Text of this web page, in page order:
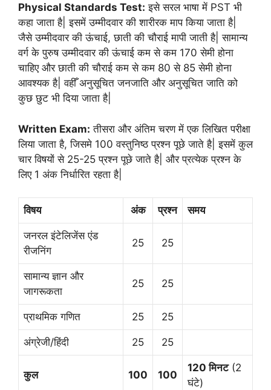
Physical Standards Test: इसे सरल भाषा में PST भी
कहा जाता है| इसमें उम्मीदवार की शारीरक माप किया जाता है|
जैसे उम्मीदवार की ऊंचाई, छाती की चौराई मापी जाती है| सामान्य
वर्ग के पुरुष उम्मीदवार की ऊंचाई कम से कम 170 सेमी होना
चाहिए और छाती की चौराई कम से कम 80 से 85 सेमी होना
आवश्यक है| वहीँ अनुसूचित जनजाति और अनुसूचित जाति को
कुछ छुट भी दिया जाता है|
Written Exam: तीसरा और अंतिम चरण में एक लिखित परीक्षा
लिया जाता है, जिसमे 100 वस्तुनिष्ठ प्रश्न पूछे जाते है| इसमें कुल
चार विषयों से 25-25 प्रश्न पूछे जाते है| और प्रत्येक प्रश्न के
लिए 1 अंक निर्धारित रहता है|
विषय अंक प्रश्न समय
जनरल इंटेलिजेंस एंड
रीजनिंग
25 25
सामान्य ज्ञान और
जागरूकता
25 25
प्राथमिक गणित 25 25
अंग्रेजी/हिंदी 25 25
कुल 100 100
120 मिनट(2
घंटे)